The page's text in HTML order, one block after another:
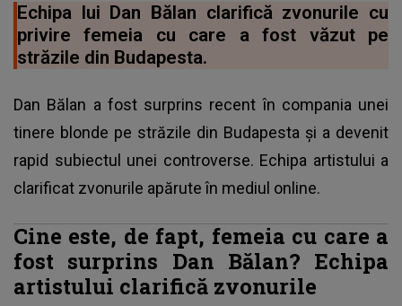
Echipa lui Dan Bălan clarifică zvonurile cu
privire femeia cu care a fost văzut pe
străzile din Budapesta.
Dan Bălan a fost surprins recent în compania unei
tinere blonde pe străzile din Budapesta și a devenit
rapid subiectul unei controverse. Echipa artistului a
clarificat zvonurile apărute în mediul online.
Cine este, de fapt, femeia cu care a
fost surprins Dan Bălan? Echipa
artistului clarifică zvonurile